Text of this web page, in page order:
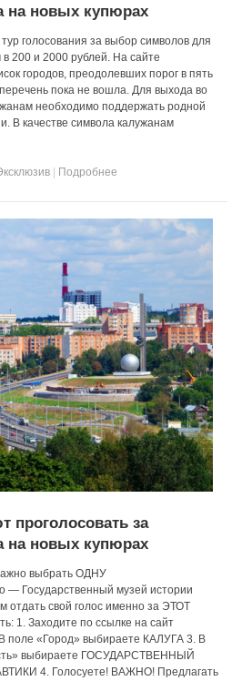
на новых купюрах
голосования за выбор символов для
200 и 2000 рублей. На сайте
городов, преодолевших порог в пять
перечень пока не вошла. Для выхода во
необходимо поддержать родной
В качестве символа калужанам
Подробнее
проголосовать за
на новых купюрах
выбрать ОДНУ
— Государственный музей истории
отдать свой голос именно за ЭТОТ
1. Заходите по ссылке на сайт
поле «Город» выбираете КАЛУГА 3. В
выбираете ГОСУДАРСТВЕННЫЙ
4. Голосуете! ВАЖНО! Предлагать